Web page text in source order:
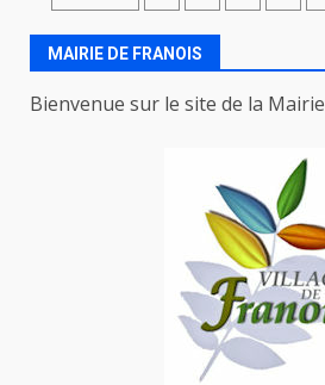
des
articles
MAIRIE DE FRANOIS
Bienvenue sur le site de la Mairie